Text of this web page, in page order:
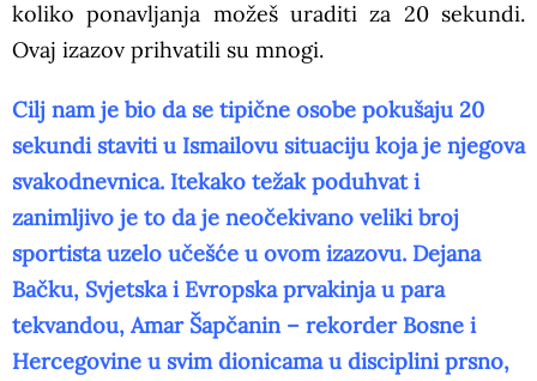
koliko ponavljanja možeš uraditi za 20 sekundi.
Ovaj izazov prihvatili su mnogi.
Cilj nam je bio da se tipične osobe pokušaju 20
sekundi staviti u Ismailovu situaciju koja je njegova
svakodnevnica. Itekako težak poduhvat i
zanimljivo je to da je neočekivano veliki broj
sportista uzelo učešće u ovom izazovu. Dejana
Bačku, Svjetska i Evropska prvakinja u para
tekvandou, Amar Šapčanin – rekorder Bosne i
Hercegovine u svim dionicama u disciplini prsno,